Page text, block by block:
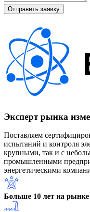
Эксперт рынка
Поставляем
испытаний и контроля
крупными, так и с
промышленными
энергетическими
Больше 10 лет на рынке